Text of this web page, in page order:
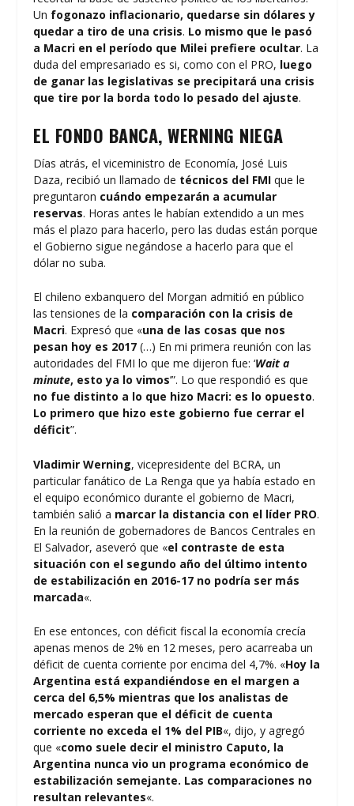
Un fogonazo inflacionario, quedarse sin dólares y
quedar a tiro de una crisis. Lo mismo que le pasó
a Macri en el período que Milei prefiere ocultar. La
duda del empresariado es si, como con el PRO, luego
de ganar las legislativas se precipitará una crisis
que tire por la borda todo lo pesado del ajuste.
EL FONDO BANCA, WERNING NIEGA
Días atrás, el viceministro de Economía, José Luis
Daza, recibió un llamado de técnicos del FMI que le
preguntaron cuándo empezarán a acumular
reservas. Horas antes le habían extendido a un mes
más el plazo para hacerlo, pero las dudas están porque
el Gobierno sigue negándose a hacerlo para que el
dólar no suba.
El chileno exbanquero del Morgan admitió en público
las tensiones de la comparación con la crisis de
Macri. Expresó que «una de las cosas que nos
pesan hoy es 2017 (…) En mi primera reunión con las
autoridades del FMI lo que me dijeron fue: ‘Wait a
minute, esto ya lo vimos’”. Lo que respondió es que
no fue distinto a lo que hizo Macri: es lo opuesto.
Lo primero que hizo este gobierno fue cerrar el
déficit”.
Vladimir Werning, vicepresidente del BCRA, un
particular fanático de La Renga que ya había estado en
el equipo económico durante el gobierno de Macri,
también salió a marcar la distancia con el líder PRO.
En la reunión de gobernadores de Bancos Centrales en
El Salvador, aseveró que «el contraste de esta
situación con el segundo año del último intento
de estabilización en 2016-17 no podría ser más
marcada«.
En ese entonces, con déficit fiscal la economía crecía
apenas menos de 2% en 12 meses, pero acarreaba un
déficit de cuenta corriente por encima del 4,7%. «Hoy la
Argentina está expandiéndose en el margen a
cerca del 6,5% mientras que los analistas de
mercado esperan que el déficit de cuenta
corriente no exceda el 1% del PIB«, dijo, y agregó
que «como suele decir el ministro Caputo, la
Argentina nunca vio un programa económico de
estabilización semejante. Las comparaciones no
resultan relevantes«.